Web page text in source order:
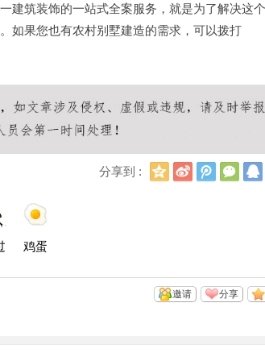
建筑装饰的一站式全案服务，就是为了解决这
如果您也有农村别墅建造的需求，可以拨打
分享到 :
Q
新
浪
腾
讯
微
信
鸡蛋
分享
邀请